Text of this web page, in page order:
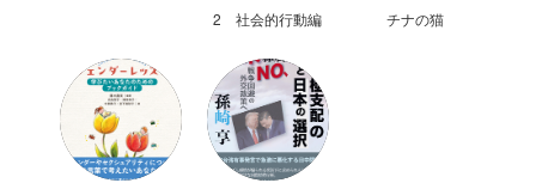
2 社会的行動編
チナの猫